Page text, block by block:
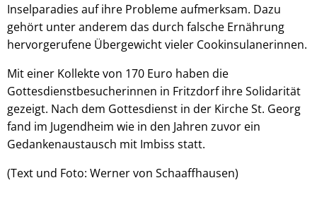
Inselparadies auf ihre Probleme aufmerksam. Dazu
gehört unter anderem das durch falsche Ernährung
hervorgerufene Übergewicht vieler Cookinsulanerinnen.
Mit einer Kollekte von 170 Euro haben die
Gottesdienstbesucherinnen in Fritzdorf ihre Solidarität
gezeigt. Nach dem Gottesdienst in der Kirche St. Georg
fand im Jugendheim wie in den Jahren zuvor ein
Gedankenaustausch mit Imbiss statt.
(Text und Foto: Werner von Schaaffhausen)